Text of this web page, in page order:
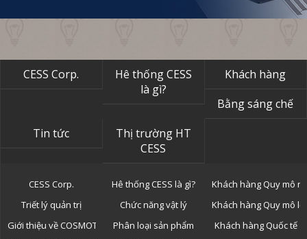
CESS Corp.
Hê thống CESS
là gì?
Khách hàng
Bằng sáng chế
Tin tức
Thị trường HT
CESS
CESS Corp.
Triết lý quản trị
Giới thiệu về COSMOTOR
Hê thống CESS là gì?
Chức năng vật lý
Phân loại sản phẩm
Khách hàng Quy mô
Khách hàng Quy mô
Khách hàng Quốc tế